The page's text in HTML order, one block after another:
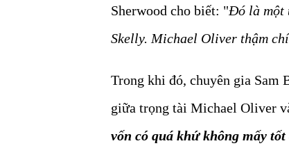
Sherwood cho biết: "Đó là một
Skelly. Michael Oliver thậm
Trong khi đó, chuyên gia Sam
giữa trọng tài Michael Oliver
vốn có quá khứ không mấy